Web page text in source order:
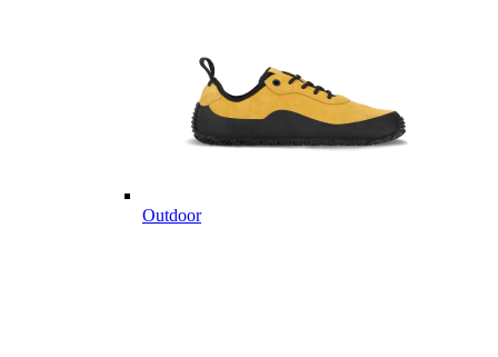
Outdoor